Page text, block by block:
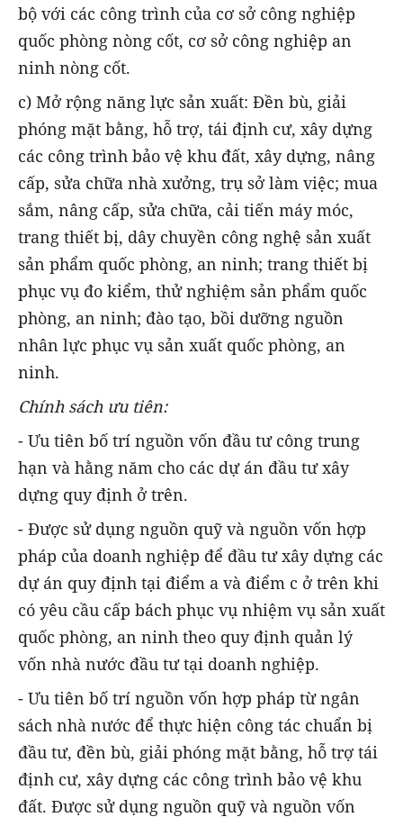
bộ với các công trình của cơ sở công nghiệp
quốc phòng nòng cốt, cơ sở công nghiệp an
ninh nòng cốt.
c) Mở rộng năng lực sản xuất: Đền bù, giải
phóng mặt bằng, hỗ trợ, tái định cư, xây dựng
các công trình bảo vệ khu đất, xây dựng, nâng
cấp, sửa chữa nhà xưởng, trụ sở làm việc; mua
sắm, nâng cấp, sửa chữa, cải tiến máy móc,
trang thiết bị, dây chuyền công nghệ sản xuất
sản phẩm quốc phòng, an ninh; trang thiết bị
phục vụ đo kiểm, thử nghiệm sản phẩm quốc
phòng, an ninh; đào tạo, bồi dưỡng nguồn
nhân lực phục vụ sản xuất quốc phòng, an
ninh.
Chính sách ưu tiên:
- Ưu tiên bố trí nguồn vốn đầu tư công trung
hạn và hằng năm cho các dự án đầu tư xây
dựng quy định ở trên.
- Được sử dụng nguồn quỹ và nguồn vốn hợp
pháp của doanh nghiệp để đầu tư xây dựng các
dự án quy định tại điểm a và điểm c ở trên khi
có yêu cầu cấp bách phục vụ nhiệm vụ sản xuất
quốc phòng, an ninh theo quy định quản lý
vốn nhà nước đầu tư tại doanh nghiệp.
- Ưu tiên bố trí nguồn vốn hợp pháp từ ngân
sách nhà nước để thực hiện công tác chuẩn bị
đầu tư, đền bù, giải phóng mặt bằng, hỗ trợ tái
định cư, xây dựng các công trình bảo vệ khu
đất. Được sử dụng nguồn quỹ và nguồn vốn